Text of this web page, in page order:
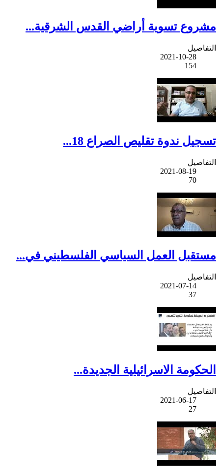
مشروع تسوية أراضي القدس الشرقية...
التفاصيل
2021-10-28
154
تسجيل ندوة تقليص الصراع 18...
التفاصيل
2021-08-19
70
مستقبل العمل السياسي الفلسطيني في...
التفاصيل
2021-07-14
37
الحكومة الاسرائيلية الجديدة...
التفاصيل
2021-06-17
27